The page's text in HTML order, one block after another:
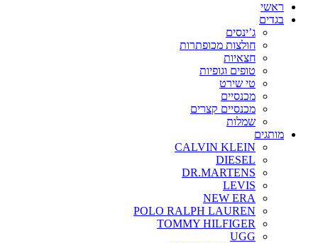
ראשי
בגדים
ג’ינסים
חולצות מכופתרות
חצאיות
טופים וגופיות
טי שירט
מכנסיים
מכנסיים קצרים
שמלות
מותגים
CALVIN KLEIN
DIESEL
DR.MARTENS
LEVIS
NEW ERA
POLO RALPH LAUREN
TOMMY HILFIGER
UGG